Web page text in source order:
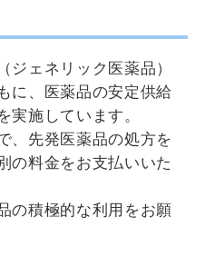
ジェネリック医薬品）
に、医薬品の安定供給
実施しています。
、先発医薬品の処方を
の料金をお支払いいた
の積極的な利用をお願